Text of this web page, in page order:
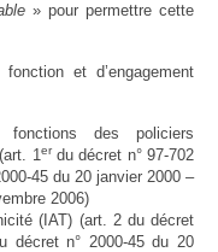
» pour permettre cette
et d’engagement
fonctions des policiers
1erdu décret n° 97-702
45 du 20 janvier 2000 –
2006)
(IAT) (art. 2 du décret
décret n° 2000-45 du 20